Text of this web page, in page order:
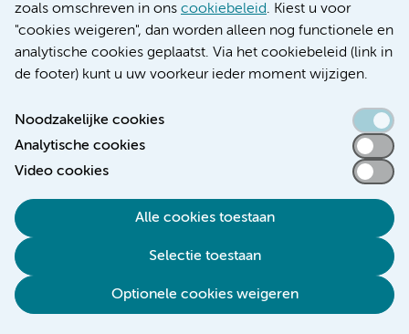
zoals omschreven in ons cookiebeleid. Kiest u voor
"cookies weigeren", dan worden alleen nog functionele en
analytische cookies geplaatst. Via het cookiebeleid (link in
de footer) kunt u uw voorkeur ieder moment wijzigen.
Noodzakelijke cookies
Analytische cookies
Video cookies
Alle cookies toestaan
Selectie toestaan
Optionele cookies weigeren
Verwijzen & diagnostiek
Toegankelijkheidsverklaring
Responsible disclosure